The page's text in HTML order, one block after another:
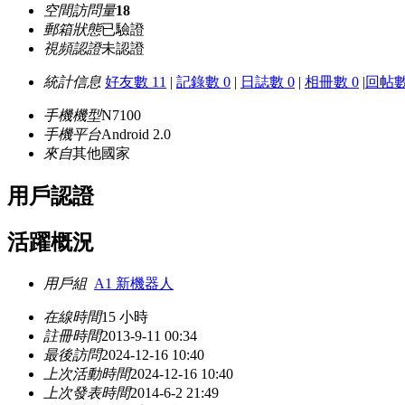
空間訪問量18
郵箱狀態已驗證
視頻認證未認證
統計信息 好友數 11 | 記錄數 0 | 日誌數 0 | 相冊數 0 |回帖
手機機型N7100
手機平台Android 2.0
來自其他國家
用戶認證
活躍概況
用戶組 A1 新機器人
在線時間15 小時
註冊時間2013-9-11 00:34
最後訪問2024-12-16 10:40
上次活動時間2024-12-16 10:40
上次發表時間2014-6-2 21:49